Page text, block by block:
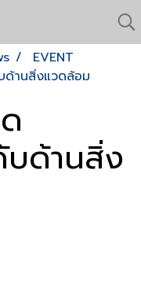
EVENT
ด้านสิ่งแวดล้อม
บด้านสิ่ง